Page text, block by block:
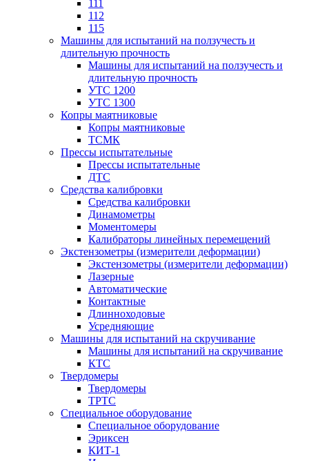
111
112
115
Машины для испытаний на ползучесть и
длительную прочность
Машины для испытаний на ползучесть и
длительную прочность
УТС 1200
УТС 1300
Копры маятниковые
Копры маятниковые
ТСМК
Прессы испытательные
Прессы испытательные
ДТС
Средства калибровки
Средства калибровки
Динамометры
Моментомеры
Калибраторы линейных перемещений
Экстензометры (измерители деформации)
Экстензометры (измерители деформации)
Лазерные
Автоматические
Контактные
Длинноходовые
Усредняющие
Машины для испытаний на скручивание
Машины для испытаний на скручивание
КТС
Твердомеры
Твердомеры
ТРТС
Специальное оборудование
Специальное оборудование
Эриксен
КИТ-1